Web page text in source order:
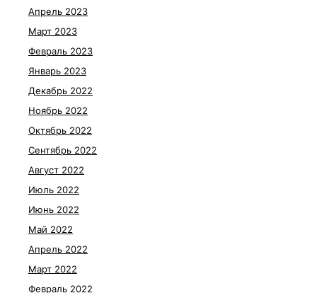
Апрель 2023
Март 2023
Февраль 2023
Январь 2023
Декабрь 2022
Ноябрь 2022
Октябрь 2022
Сентябрь 2022
Август 2022
Июль 2022
Июнь 2022
Май 2022
Апрель 2022
Март 2022
Февраль 2022